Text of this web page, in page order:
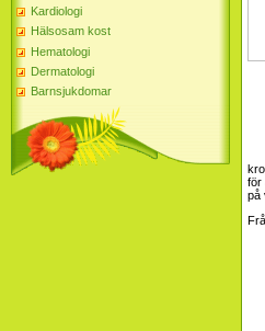
Kardiologi
Hälsosam kost
Hematologi
Dermatologi
Barnsjukdomar
för
på